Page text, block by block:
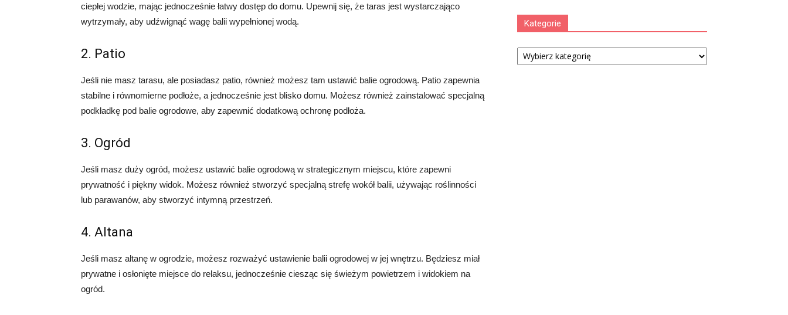
ciepłej wodzie, mając jednocześnie łatwy dostęp do domu. Upewnij się, że taras jest wystarczająco
wytrzymały, aby udźwignąć wagę balii wypełnionej wodą.
2. Patio
Jeśli nie masz tarasu, ale posiadasz patio, również możesz tam ustawić balie ogrodową. Patio zapewnia
stabilne i równomierne podłoże, a jednocześnie jest blisko domu. Możesz również zainstalować specjalną
podkładkę pod balie ogrodowe, aby zapewnić dodatkową ochronę podłoża.
3. Ogród
Jeśli masz duży ogród, możesz ustawić balie ogrodową w strategicznym miejscu, które zapewni
prywatność i piękny widok. Możesz również stworzyć specjalną strefę wokół balii, używając roślinności
lub parawanów, aby stworzyć intymną przestrzeń.
4. Altana
Jeśli masz altanę w ogrodzie, możesz rozważyć ustawienie balii ogrodowej w jej wnętrzu. Będziesz miał
prywatne i osłonięte miejsce do relaksu, jednocześnie ciesząc się świeżym powietrzem i widokiem na
ogród.
Kategorie
Kategorie